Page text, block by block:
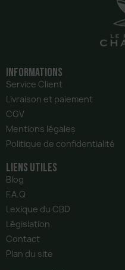
Informations
Service Client
Livraison et paiement
CGV
Mentions légales
Politique de confidentialité
liens utiles
Blog
F.A.Q
Lexique du CBD
Législation
Contact
Plan du site